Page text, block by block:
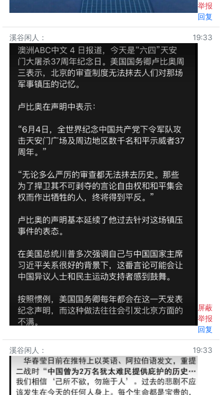
举报
回复
溪谷闲人 ： 19:33
屏蔽
举报
回复
溪谷闲人 ： 19:33